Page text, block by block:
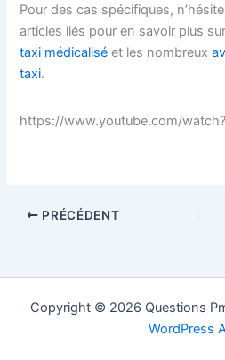
Pour des cas spécifiques,
articles liés pour en savoir plus
taxi médicalisé et les nombreux
taxi.
https://www.youtube.com/
PRÉCÉDENT
Copyright © 2026 Questions
WordPress